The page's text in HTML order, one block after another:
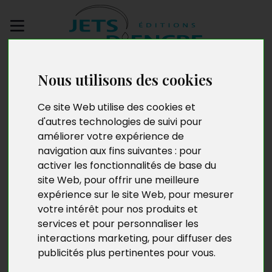
Nous utilisons des cookies
Ce site Web utilise des cookies et
d'autres technologies de suivi pour
améliorer votre expérience de
navigation aux fins suivantes : pour
activer les fonctionnalités de base du
site Web, pour offrir une meilleure
expérience sur le site Web, pour mesurer
votre intérêt pour nos produits et
services et pour personnaliser les
interactions marketing, pour diffuser des
publicités plus pertinentes pour vous.
manuscrit
Nadine Boulon
Nadine Boulon est née au cœur du vignoble Beaujolais.
Dès son enfance, elle noue une relation particulière
avec la nature. Par la suite, elle concrétise son rêve en
exerçant divers métiers autour des plantes et dans
l’encadrement d’enfants et d’adultes. Mère de trois
garçons et d’une fille, heureuse grand-mère, elle
profite de son temps pour transmettre sa passion de